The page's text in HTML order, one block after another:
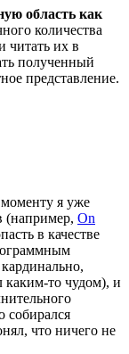
область как
количества
читать их в
полученный
представление.
я уже
(например, On
в качестве
каким-то чудом), и
собирался
что ничего не